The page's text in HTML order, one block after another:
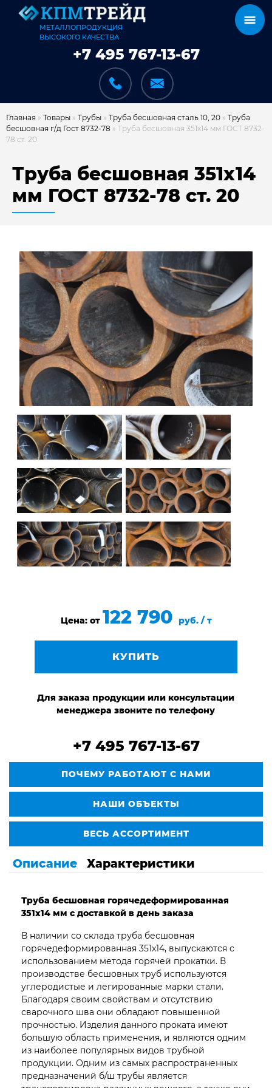
МЕТАЛЛОПРОДУКЦИЯ
ВЫСОКОГО КАЧЕСТВА
+7 495 767-13-67
ДОСТАВКА И ОПЛАТА
НАШИ ОБЪЕКТЫ
ОТЗЫВЫ
О НАС
БЛОГ
КОНТАКТЫ
Главная » Товары » Трубы » Труба бесшовная сталь 10, 20 » Труба
бесшовная г/д Гост 8732-78 » Труба бесшовная 351х14 мм ГОСТ 8732-
78 ст. 20
Труба бесшовная 351х14
мм ГОСТ 8732-78 ст. 20
Цена: от 122 790 руб. / т
КУПИТЬ
Для заказа продукции или консультации
менеджера звоните по телефону
+7 495 767-13-67
ПОЧЕМУ РАБОТАЮТ С НАМИ
НАШИ ОБЪЕКТЫ
ВЕСЬ АССОРТИМЕНТ
Описание Характеристики
Труба бесшовная горячедеформированная
351х14 мм с доставкой в день заказа
В наличии со склада труба бесшовная
горячедеформированная 351х14, выпускаются с
использованием метода горячей прокатки. В
производстве бесшовных труб используются
углеродистые и легированные марки стали.
Благодаря своим свойствам и отсутствию
сварочного шва они обладают повышенной
прочностью. Изделия данного проката имеют
большую область применения, и являются одним
из наиболее популярных видов трубной
продукции. Одним из самых распространенных
предназначений б/ш трубы является